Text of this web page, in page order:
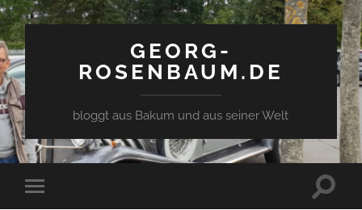
GEORG-
ROSENBAUM.DE
bloggt aus Bakum und aus seiner Welt
Toggle
Toggle